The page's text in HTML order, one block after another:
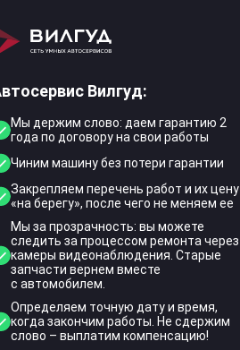
Вилгуд:
Мы держим слово: даем гарантию 2
года по договору на свои работы
Чиним машину без потери гарантии
Закрепляем перечень работ и их цену
«на берегу», после чего не меняем ее
Мы за прозрачность: вы можете
следить за процессом ремонта через
камеры видеонаблюдения. Старые
запчасти вернем вместе
с автомобилем.
Определяем точную дату и время,
когда закончим работы. Не сдержим
слово – выплатим компенсацию!